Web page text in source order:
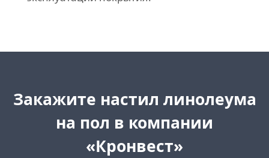
Закажите настил линолеума
на пол в компании
«Кронвест»